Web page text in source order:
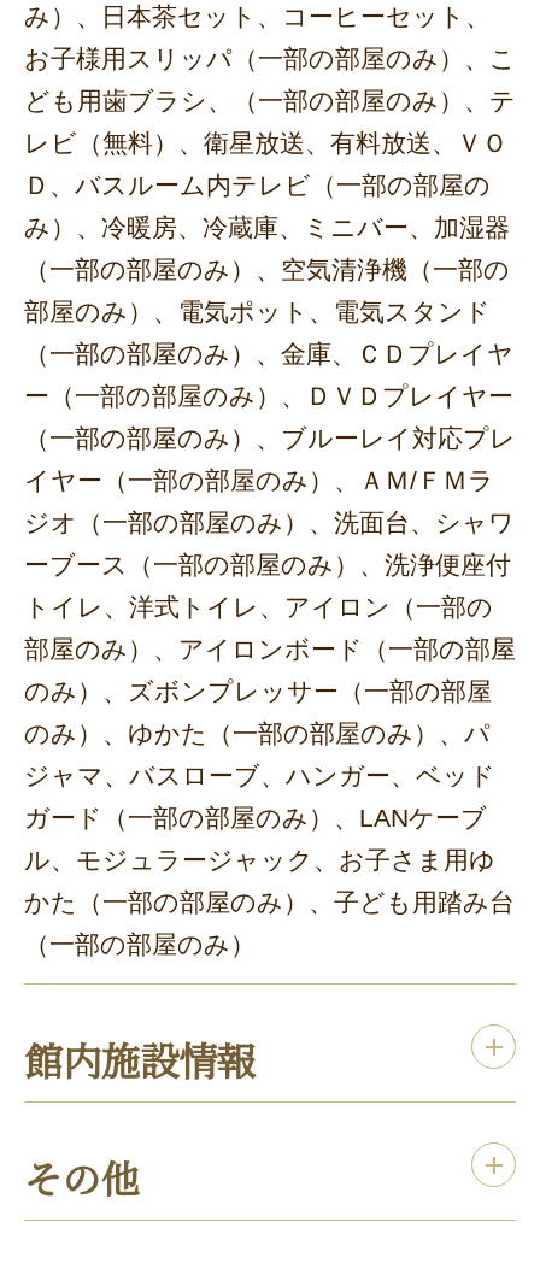
み）、日本茶セット、コーヒーセット、
お子様用スリッパ（一部の部屋のみ）、こ
ども用歯ブラシ、（一部の部屋のみ）、テ
レビ（無料）、衛星放送、有料放送、ＶＯ
Ｄ、バスルーム内テレビ（一部の部屋の
み）、冷暖房、冷蔵庫、ミニバー、加湿器
（一部の部屋のみ）、空気清浄機（一部の
部屋のみ）、電気ポット、電気スタンド
（一部の部屋のみ）、金庫、ＣＤプレイヤ
ー（一部の部屋のみ）、ＤＶＤプレイヤー
（一部の部屋のみ）、ブルーレイ対応プレ
イヤー（一部の部屋のみ）、ＡＭ/ＦＭラ
ジオ（一部の部屋のみ）、洗面台、シャワ
ーブース（一部の部屋のみ）、洗浄便座付
トイレ、洋式トイレ、アイロン（一部の
部屋のみ）、アイロンボード（一部の部屋
のみ）、ズボンプレッサー（一部の部屋
のみ）、ゆかた（一部の部屋のみ）、パ
ジャマ、バスローブ、ハンガー、ベッド
ガード（一部の部屋のみ）、LANケーブ
ル、モジュラージャック、お子さま用ゆ
かた（一部の部屋のみ）、子ども用踏み台
（一部の部屋のみ）
館内施設情報
その他